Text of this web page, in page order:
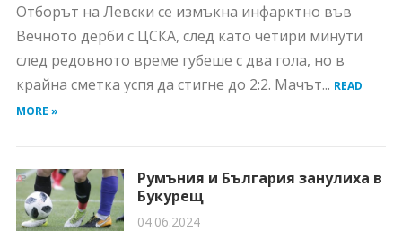
Отборът на Левски се измъкна инфарктно във
Вечното дерби с ЦСКА, след като четири минути
след редовното време губеше с два гола, но в
крайна сметка успя да стигне до 2:2. Мачът... READ
MORE »
Румъния и България занулиха в
Букурещ
04.06.2024